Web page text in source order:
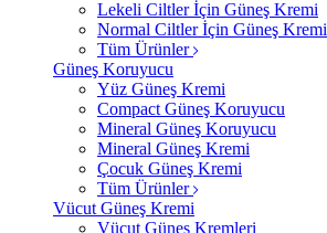
Lekeli Ciltler İçin Güneş Kremi
Normal Ciltler İçin Güneş Kremi
Tüm Ürünler
Güneş Koruyucu
Yüz Güneş Kremi
Compact Güneş Koruyucu
Mineral Güneş Koruyucu
Mineral Güneş Kremi
Çocuk Güneş Kremi
Tüm Ürünler
Vücut Güneş Kremi
Vücut Güneş Kremleri